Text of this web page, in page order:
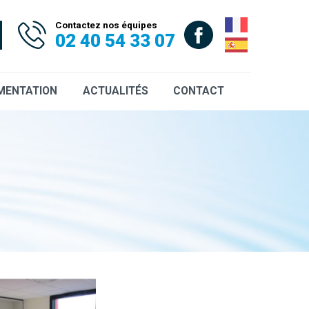
Contactez nos équipes
02 40 54 33 07
ACTUALITÉS CONTACT